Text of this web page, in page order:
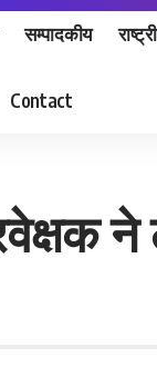
सम्पादकीय
Contact